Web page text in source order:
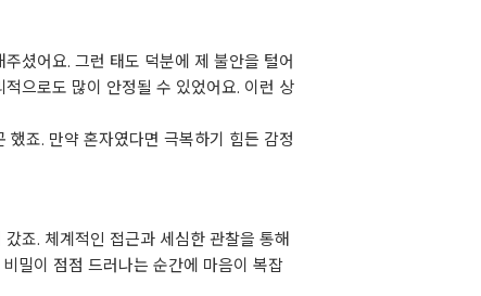
셨어요. 그런 태도 덕분에 제 불안을 털어
으로도 많이 안정될 수 있었어요. 이런 상
죠. 만약 혼자였다면 극복하기 힘든 감정
죠. 체계적인 접근과 세심한 관찰을 통해
밀이 점점 드러나는 순간에 마음이 복잡